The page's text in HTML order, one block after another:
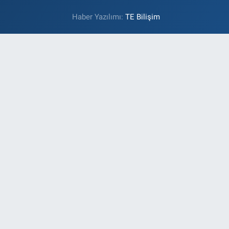
Haber Yazılımı:TE Bilişim